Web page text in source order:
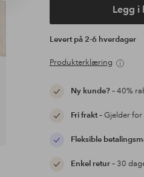
Legg i
Levert på 2-6 hverdager
Produkterklæring
Ny kunde?– 40%
Fri frakt– Gjelder
Fleksible
Enkel retur– 30